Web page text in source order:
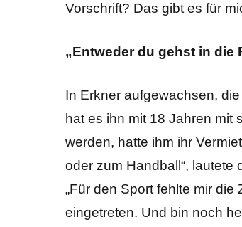
Vorschrift? Das gibt es für
„Entweder du gehst in die
In Erkner aufgewachsen,
hat es ihn mit 18 Jahren mit
werden, hatte ihm ihr
oder zum Handball“,
„Für den Sport fehlte mir
eingetreten. Und bin noch